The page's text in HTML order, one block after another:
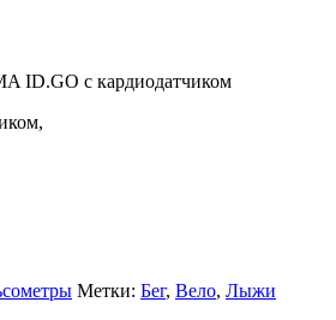
ID.GO с кардиодатчиком
Метки: Бег, Вело, Лыжи